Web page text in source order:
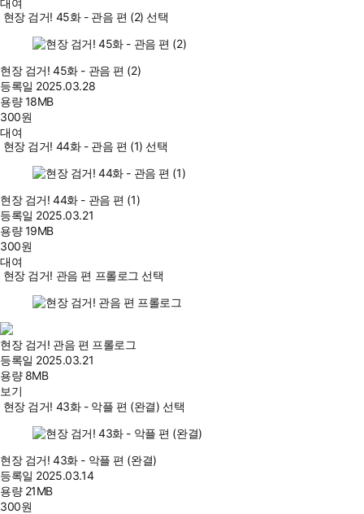
대여
현장 검거! 45화 - 관음 편 (2) 선택
현장 검거! 45화 - 관음 편 (2)
등록일 2025.03.28
용량18MB
300원
대여
현장 검거! 44화 - 관음 편 (1) 선택
현장 검거! 44화 - 관음 편 (1)
등록일 2025.03.21
용량19MB
300원
대여
현장 검거! 관음 편 프롤로그 선택
현장 검거! 관음 편 프롤로그
등록일 2025.03.21
용량 8MB
보기
현장 검거! 43화 - 악플 편 (완결) 선택
현장 검거! 43화 - 악플 편 (완결)
등록일 2025.03.14
용량 21MB
300원